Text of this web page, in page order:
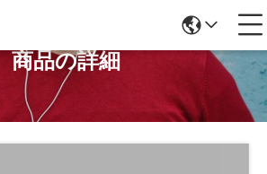
商品の詳細